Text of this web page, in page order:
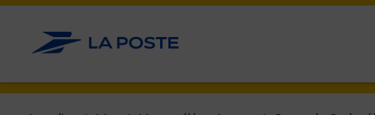
Allez au contenu
Afficher ou masquer la réponse
Afficher ou masquer la réponse
Afficher ou masquer la réponse